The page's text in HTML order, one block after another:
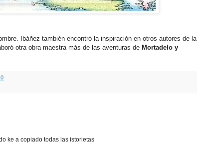
Ibáñez también encontró la inspiración en otros autores de la
otra obra maestra más de las aventuras de Mortadelo y
ke a copiado todas las istorietas